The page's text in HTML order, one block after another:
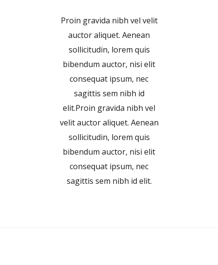
Proin gravida nibh vel velit
auctor aliquet. Aenean
sollicitudin, lorem quis
bibendum auctor, nisi elit
consequat ipsum, nec
sagittis sem nibh id
elit.Proin gravida nibh vel
velit auctor aliquet. Aenean
sollicitudin, lorem quis
bibendum auctor, nisi elit
consequat ipsum, nec
sagittis sem nibh id elit.